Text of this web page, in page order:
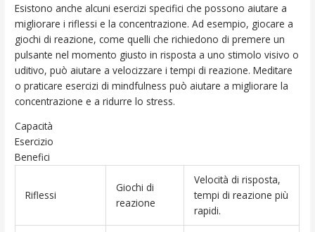
Esistono anche alcuni esercizi specifici che possono aiutare a
migliorare i riflessi e la concentrazione. Ad esempio, giocare a
giochi di reazione, come quelli che richiedono di premere un
pulsante nel momento giusto in risposta a uno stimolo visivo o
uditivo, può aiutare a velocizzare i tempi di reazione. Meditare
o praticare esercizi di mindfulness può aiutare a migliorare la
concentrazione e a ridurre lo stress.
Capacità
Esercizio
Benefici
Riflessi
Giochi di
reazione
Velocità di risposta,
tempi di reazione più
rapidi.